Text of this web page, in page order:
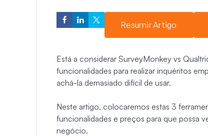
Resumir Artigo
Está a considerar SurveyMonkey vs
funcionalidades para realizar inquéritos
achá-la demasiado difícil de usar.
Neste artigo, colocaremos estas 3
funcionalidades e preços para que possa
negócio.